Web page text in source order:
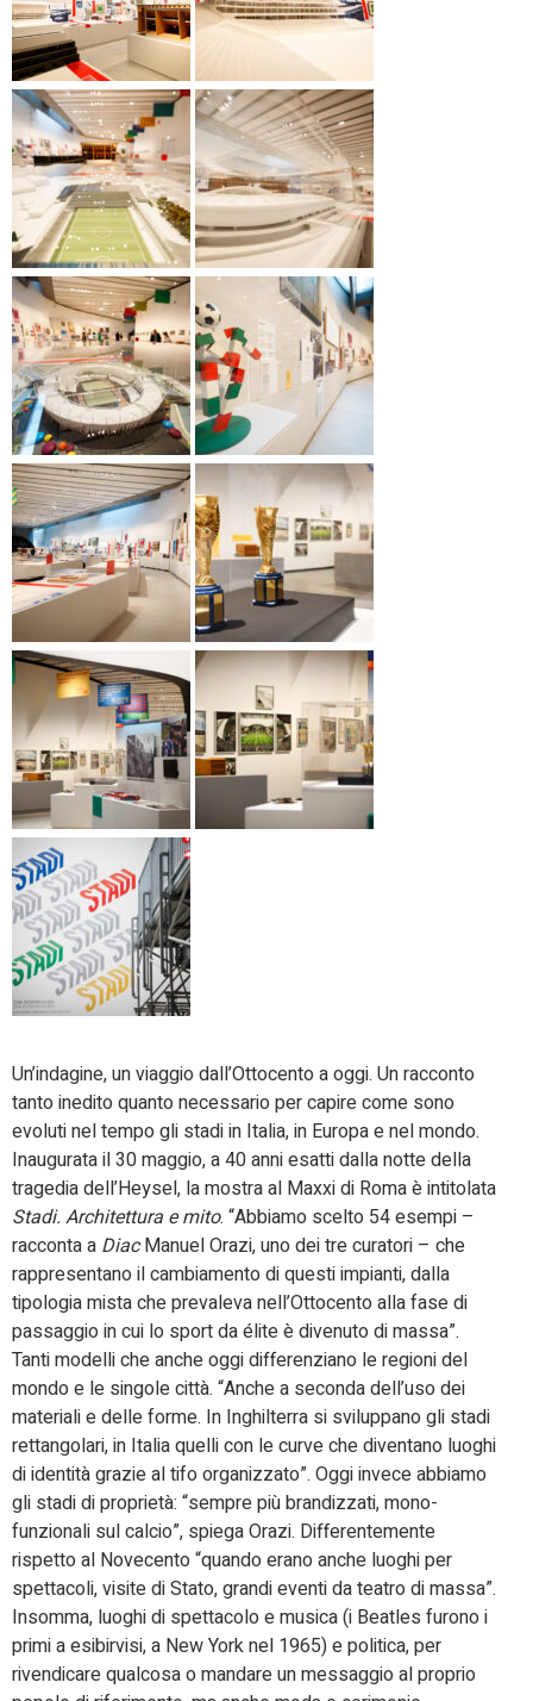
Un’indagine, un viaggio dall’Ottocento a oggi. Un racconto
tanto inedito quanto necessario per capire come sono
evoluti nel tempo gli stadi in Italia, in Europa e nel mondo.
Inaugurata il 30 maggio, a 40 anni esatti dalla notte della
tragedia dell’Heysel, la mostra al Maxxi di Roma è intitolata
Stadi. Architettura e mito. “Abbiamo scelto 54 esempi –
racconta a DiacManuel Orazi, uno dei tre curatori – che
rappresentano il cambiamento di questi impianti, dalla
tipologia mista che prevaleva nell’Ottocento alla fase di
passaggio in cui lo sport da élite è divenuto di massa”.
Tanti modelli che anche oggi differenziano le regioni del
mondo e le singole città. “Anche a seconda dell’uso dei
materiali e delle forme. In Inghilterra si sviluppano gli stadi
rettangolari, in Italia quelli con le curve che diventano luoghi
di identità grazie al tifo organizzato”. Oggi invece abbiamo
gli stadi di proprietà: “sempre più brandizzati, mono-
funzionali sul calcio”, spiega Orazi. Differentemente
rispetto al Novecento “quando erano anche luoghi per
spettacoli, visite di Stato, grandi eventi da teatro di massa”.
Insomma, luoghi di spettacolo e musica (i Beatles furono i
primi a esibirvisi, a New York nel 1965) e politica, per
rivendicare qualcosa o mandare un messaggio al proprio